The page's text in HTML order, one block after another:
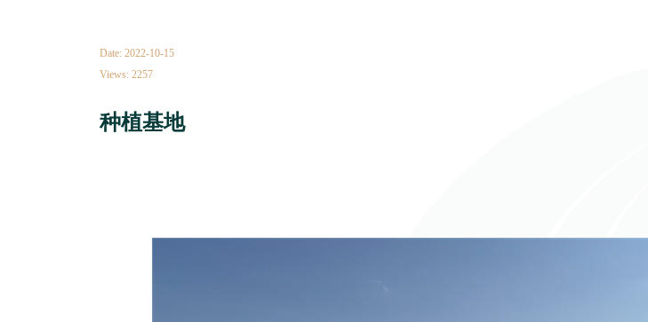
Date: 2022-10-15
Views: 2257
种植基地